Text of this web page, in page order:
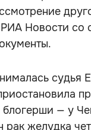
Новости со
судья
— у
рак желудка